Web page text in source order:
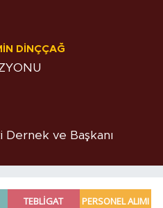
DINÇÇAĞ
Dernek ve Başkanı